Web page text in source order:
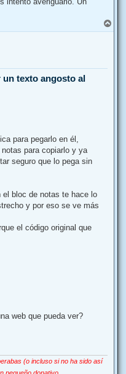
r
un texto angosto al
para pegarlo en él,
para copiarlo y ya
seguro que lo pega sin
bloc de notas te hace lo
y por eso se ve más
el código original que
web que pueda ver?
(o incluso si no ha sido así